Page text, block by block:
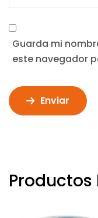
Guarda mi
este navegador
Enviar